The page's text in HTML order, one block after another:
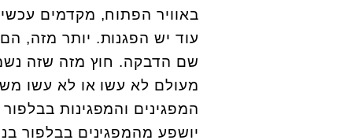
באוויר הפתוח, מקדמים
עוד יש הפגנות. יותר מזה,
שם הדבקה. חוץ מזה שזה
מעולם לא עשו או לא עשו
המפגינים והמפגינות
יושפע מהמפגינים בבלפור